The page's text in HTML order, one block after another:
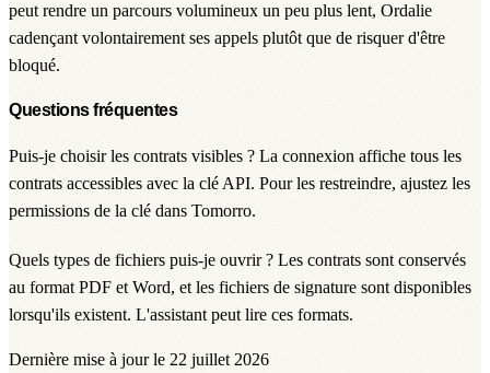
peut rendre un parcours volumineux un peu plus lent, Ordalie
cadençant volontairement ses appels plutôt que de risquer d'être
bloqué.
Questions fréquentes
Puis-je choisir les contrats visibles ? La connexion affiche tous les
contrats accessibles avec la clé API. Pour les restreindre, ajustez les
permissions de la clé dans Tomorro.
Quels types de fichiers puis-je ouvrir ? Les contrats sont conservés
au format PDF et Word, et les fichiers de signature sont disponibles
lorsqu'ils existent. L'assistant peut lire ces formats.
Dernière mise à jour le 22 juillet 2026